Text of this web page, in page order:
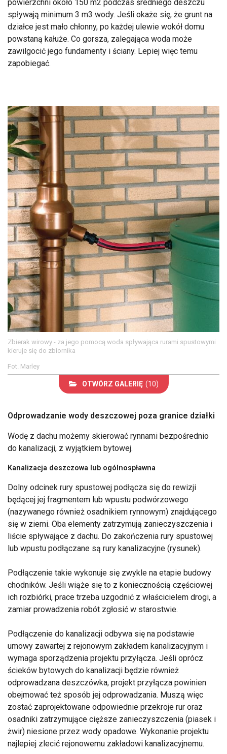
powierzchni około 150 m2 podczas średniego deszczu
spływają minimum 3 m3 wody. Jeśli okaże się, że grunt na
działce jest mało chłonny, po każdej ulewie wokół domu
powstaną kałuże. Co gorsza, zalegająca woda może
zawilgocić jego fundamenty i ściany. Lepiej więc temu
zapobiegać.
Zbierak wirowy - za jego pomocą woda spływająca rurami spustowymi
kieruje się do zbiornika
Fot. Marley
OTWÓRZ GALERIĘ (10)
Odprowadzanie wody deszczowej poza granice działki
Wodę z dachu możemy skierować rynnami bezpośrednio
do kanalizacji, z wyjątkiem bytowej.
Kanalizacja deszczowa lub ogólnospławna
Dolny odcinek rury spustowej podłącza się do rewizji
będącej jej fragmentem lub wpustu podwórzowego
(nazywanego również osadnikiem rynnowym) znajdującego
się w ziemi. Oba elementy zatrzymują zanieczyszczenia i
liście spływające z dachu. Do zakończenia rury spustowej
lub wpustu podłączane są rury kanalizacyjne (rysunek).
Podłączenie takie wykonuje się zwykle na etapie budowy
chodników. Jeśli wiąże się to z koniecznością częściowej
ich rozbiórki, prace trzeba uzgodnić z właścicielem drogi, a
zamiar prowadzenia robót zgłosić w starostwie.
Podłączenie do kanalizacji odbywa się na podstawie
umowy zawartej z rejonowym zakładem kanalizacyjnym i
wymaga sporządzenia projektu przyłącza. Jeśli oprócz
ścieków bytowych do kanalizacji będzie również
odprowadzana deszczówka, projekt przyłącza powinien
obejmować też sposób jej odprowadzania. Muszą więc
zostać zaprojektowane odpowiednie przekroje rur oraz
osadniki zatrzymujące cięższe zanieczyszczenia (piasek i
żwir) niesione przez wody opadowe. Wykonanie projektu
najlepiej zlecić rejonowemu zakładowi kanalizacyjnemu.